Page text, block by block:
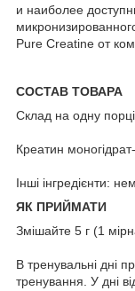
и наиболее
Pure Creatine от
СОСТАВ ТОВАРА
Склад на одну
Креатин
Інші інгредієнти:
ЯК ПРИЙМАТИ
Змішайте 5 г (1
В тренувальні дні
тренування. У дні